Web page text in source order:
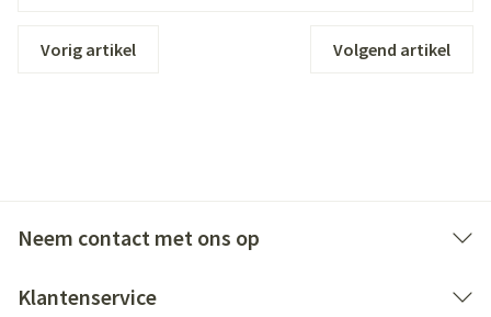
Vorig artikel Volgend artikel
Neem contact met ons op
Klantenservice